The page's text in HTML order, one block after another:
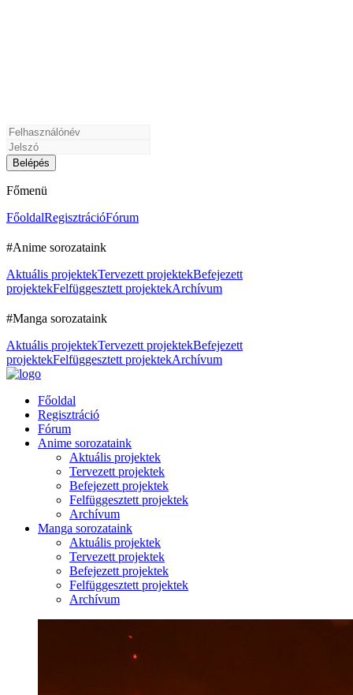
Főmenü
FőoldalRegisztrációFórum
#Anime sorozataink
Aktuális projektekTervezett projektekBefejezett
projektekFelfüggesztett projektekArchívum
#Manga sorozataink
Aktuális projektekTervezett projektekBefejezett
projektekFelfüggesztett projektekArchívum
Főoldal
Regisztráció
Fórum
Anime sorozataink
Aktuális projektek
Tervezett projektek
Befejezett projektek
Felfüggesztett projektek
Archívum
Manga sorozataink
Aktuális projektek
Tervezett projektek
Befejezett projektek
Felfüggesztett projektek
Archívum